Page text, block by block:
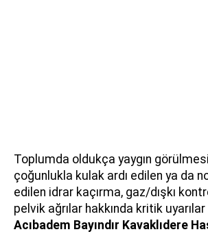
Toplumda oldukça yaygın
çoğunlukla kulak ardı edilen ya da
edilen idrar kaçırma, gaz/dışkı
pelvik ağrılar hakkında kritik
Acıbadem Bayındır Kavaklıdere